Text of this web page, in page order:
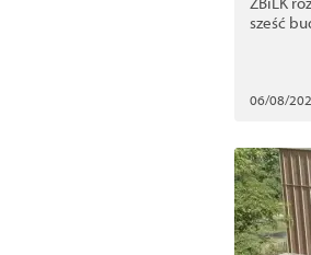
sześć
06/08/